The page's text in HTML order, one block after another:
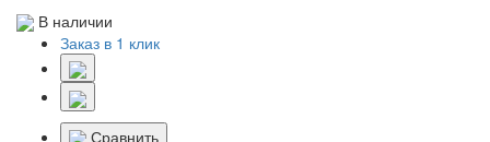
В наличии
Заказ в 1 клик
Сравнить